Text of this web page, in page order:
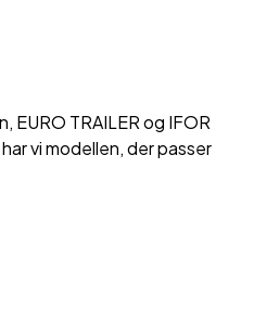
TRAILER og IFOR
vi modellen, der passer